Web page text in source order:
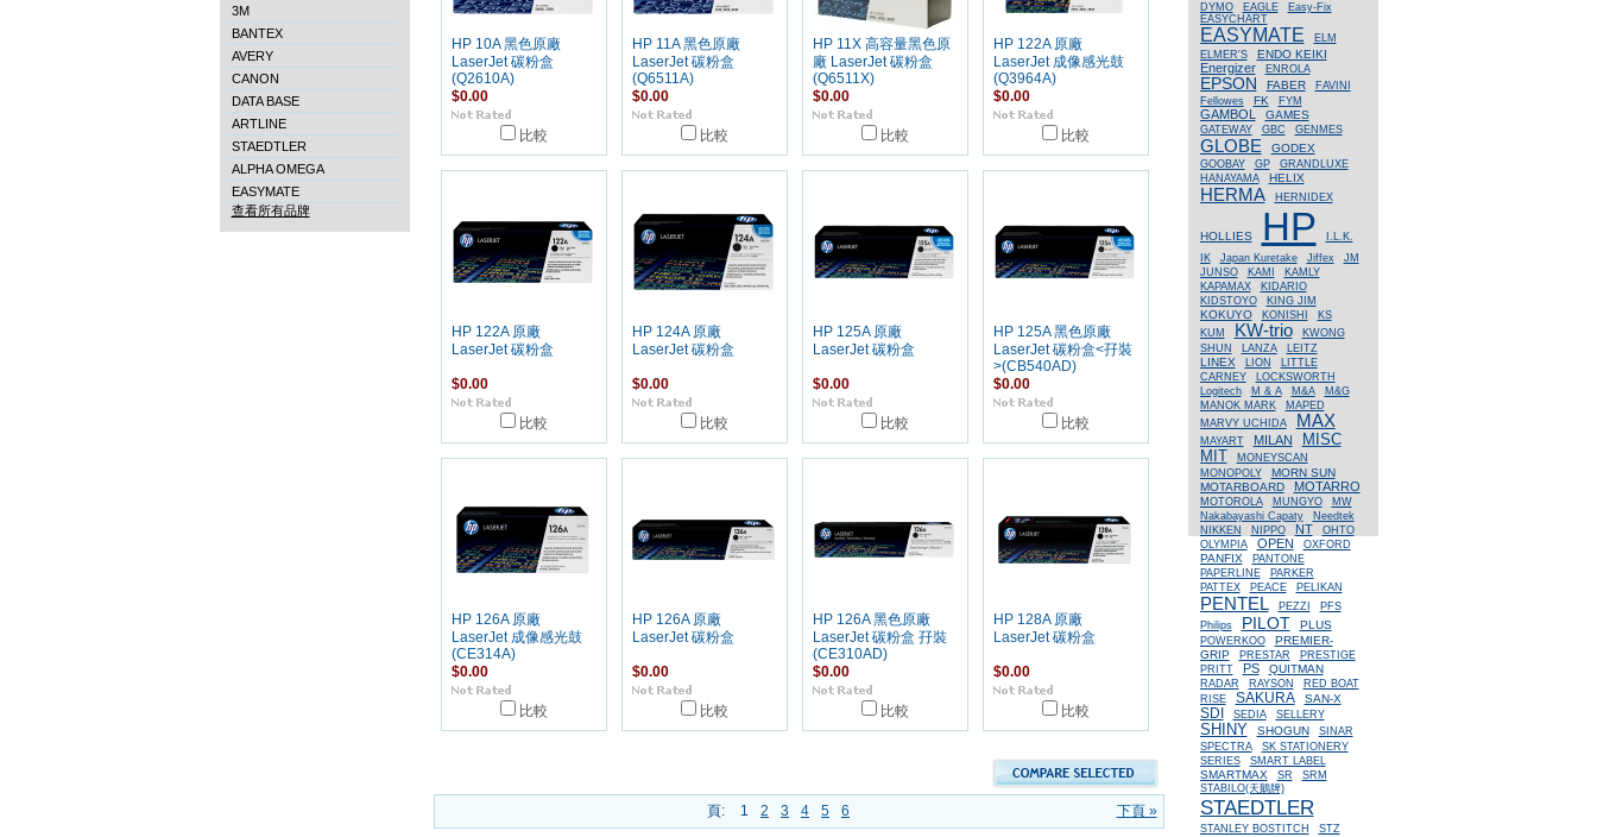
3M
BANTEX
AVERY
CANON
DATA BASE
ARTLINE
STAEDTLER
ALPHA OMEGA
EASYMATE
查看所有品牌
HP 10A 黑色原廠
LaserJet 碳粉盒
(Q2610A)
$0.00
比較
HP 11A 黑色原廠
LaserJet 碳粉盒
(Q6511A)
$0.00
比較
HP 11X 高容量黑色原
廠 LaserJet 碳粉盒
(Q6511X)
$0.00
比較
HP 122A 原廠
LaserJet 成像感光鼓
(Q3964A)
$0.00
比較
HP 122A 原廠
LaserJet 碳粉盒
$0.00
比較
HP 124A 原廠
LaserJet 碳粉盒
$0.00
比較
HP 125A 原廠
LaserJet 碳粉盒
$0.00
比較
HP 125A 黑色原廠
LaserJet 碳粉盒<孖裝
>(CB540AD)
$0.00
比較
HP 126A 原廠
LaserJet 成像感光鼓
(CE314A)
$0.00
比較
HP 126A 原廠
LaserJet 碳粉盒
$0.00
比較
HP 126A 黑色原廠
LaserJet 碳粉盒 孖裝
(CE310AD)
$0.00
比較
HP 128A 原廠
LaserJet 碳粉盒
$0.00
比較
下頁 »
頁: 1 2 3 4 5 6
DYMO
EAGLE
Easy-Fix
EASYCHART
EASYMATE
ELM
ELMER'S
ENDO KEIKI
Energizer ENROLA
EPSON FABER
FAVINI
Fellowes
FK FYM
GAMBOL GAMES
GATEWAY GBC GENMES
GLOBE GODEX
GOOBAY GP
GRANDLUXE
HANAYAMA
HELIX
HERMA HERNIDEX
HOLLIES HP
I.L.K.
IK
Japan Kuretake Jiffex
JM
JUNSO
KAMI
KAMLY
KAPAMAX
KIDARIO
KIDSTOYO
KING JIM
KOKUYO KONISHI
KS
KUM
KW-trio
KWONG
SHUN
LANZA LEITZ
LINEX LION
LITTLE
CARNEY
LOCKSWORTH
Logitech
M & A M&A
M&G
MANOK MARK
MAPED
MARVY UCHIDA
MAX
MAYART MILAN MISC
MIT
MONEYSCAN
MONOPOLY
MORN SUN
MOTARBOARD
MOTARRO
MOTOROLA MUNGYO
MW
Nakabayashi Capaty
Needtek
NIKKEN
NIPPO NT
OHTO
OLYMPIA
OPEN OXFORD
PANFIX
PANTONE
PAPERLINE
PARKER
PATTEX
PEACE PELIKAN
PENTEL PEZZI
PFS
Philips
PILOT PLUS
POWERKOO
PREMIER-
GRIP
PRESTAR
PRESTIGE
PRITT
PS QUITMAN
RADAR RAYSON
RED BOAT
RISE
SAKURA SAN-X
SDI SEDIA SELLERY
SHINY SHOGUN
SINAR
SPECTRA
SK STATIONERY
SERIES
SMART LABEL
SMARTMAX SR
SRM
STABILO(天鵝牌)
STAEDTLER
STANLEY BOSTITCH STZ